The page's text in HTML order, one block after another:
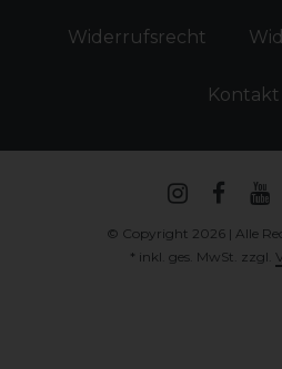
Widerrufs­recht
Kontakt
© Copyright 2026 | Alle
* inkl. ges. MwSt. zzgl.